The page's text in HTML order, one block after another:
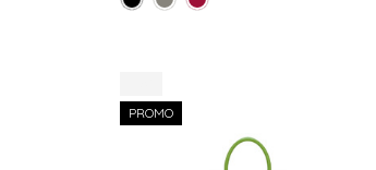
PROMO